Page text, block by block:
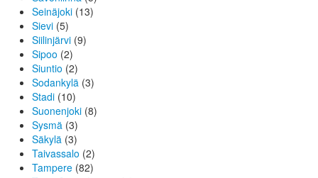
Seinäjoki (13)
Sievi (5)
Siilinjärvi (9)
Sipoo (2)
Siuntio (2)
Sodankylä (3)
Stadi (10)
Suonenjoki (8)
Sysmä (3)
Säkylä (3)
Taivassalo (2)
Tampere (82)